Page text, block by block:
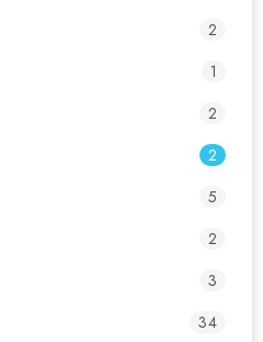
2
1
2
2
5
2
3
34